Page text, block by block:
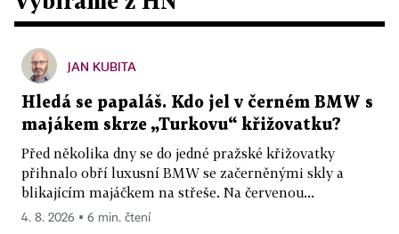
JAN KUBITA
Hledá se papaláš. Kdo jel v černém BMW s
majákem skrze „Turkovu“ křižovatku?
Před několika dny se do jedné pražské křižovatky
přihnalo obří luxusní BMW se začerněnými skly a
blikajícím majáčkem na střeše. Na červenou...
4. 8. 2026 ▪ 6 min. čtení